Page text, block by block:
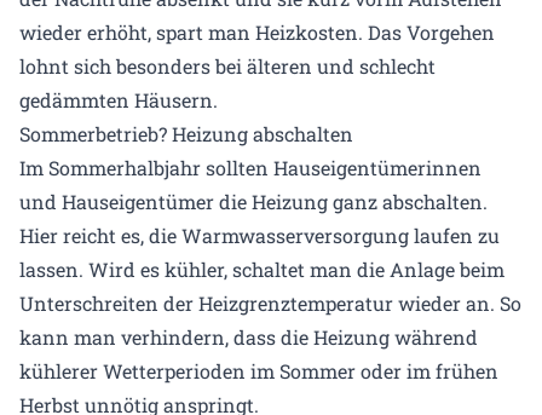
wieder erhöht, spart man Heizkosten. Das Vorgehen
lohnt sich besonders bei älteren und schlecht
gedämmten Häusern.
Sommerbetrieb? Heizung abschalten
Im Sommerhalbjahr sollten Hauseigentümerinnen
und Hauseigentümer die Heizung ganz abschalten.
Hier reicht es, die Warmwasserversorgung laufen zu
lassen. Wird es kühler, schaltet man die Anlage beim
Unterschreiten der Heizgrenztemperatur wieder an. So
kann man verhindern, dass die Heizung während
kühlerer Wetterperioden im Sommer oder im frühen
Herbst unnötig anspringt.